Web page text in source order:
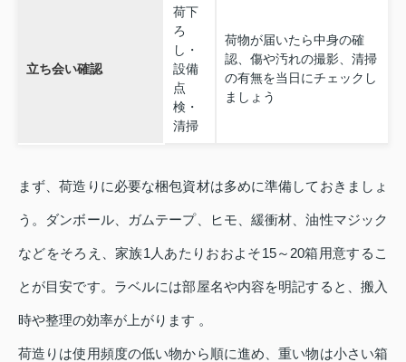
立ち会い確認
荷下
ろ
し・
設備
点
検・
清掃
荷物が届いたら中身の確
認、傷や汚れの撮影、清掃
の有無を当日にチェックし
ましょう
まず、荷造りに必要な梱包資材は多めに準備しておきましょ
う。ダンボール、ガムテープ、ヒモ、緩衝材、油性マジック
などをそろえ、家族1人あたりおおよそ15～20箱用意するこ
とが目安です。ラベルには部屋名や内容を明記すると、搬入
時や整理の効率が上がります 。
荷造りは使用頻度の低い物から順に進め、重い物は小さい箱